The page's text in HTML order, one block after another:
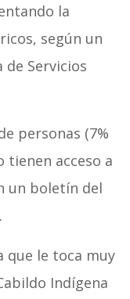
la
según un
Servicios
personas (7%
tienen acceso a
un boletín del
que le toca muy
Indígena